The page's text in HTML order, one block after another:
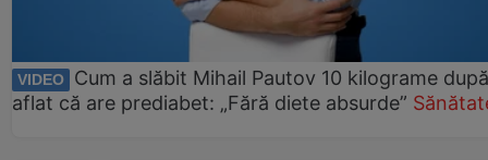
VIDEO
Cum a slăbit Mihail Pautov 10 kilograme
aflat că are prediabet: „Fără diete absurde”